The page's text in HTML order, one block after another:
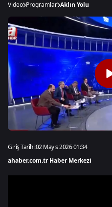
Video Programlar Aklın Yolu
Giriş Tarihi:02 Mayıs 2026 01:34
ahaber.com.tr Haber Merkezi